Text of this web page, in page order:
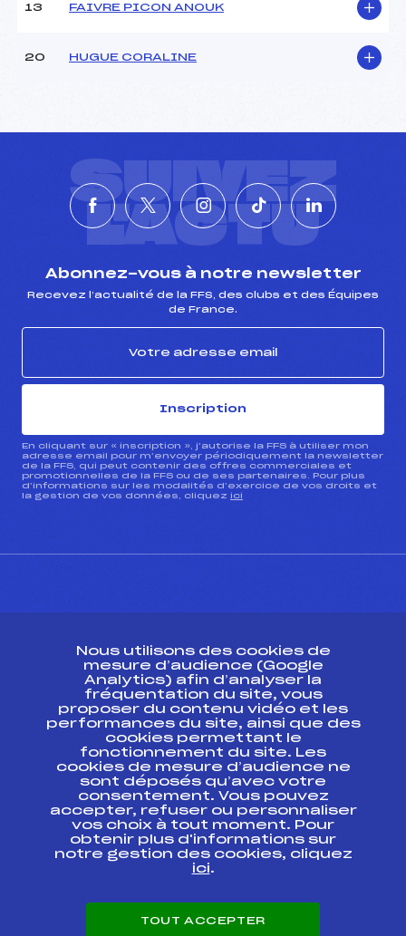
Style :
C
13 FAIVRE PICON ANOUK
20 HUGUE CORALINE
SUIVEZ
L'ACTU
Abonnez-vous à notre newsletter
Recevez l’actualité de la FFS, des clubs et des Équipes
de France.
Inscription
En cliquant sur « inscription », j’autorise la FFS à utiliser mon
adresse email pour m’envoyer périodiquement la newsletter
de la FFS, qui peut contenir des offres commerciales et
promotionnelles de la FFS ou de ses partenaires. Pour plus
d’informations sur les modalités d’exercice de vos droits et
la gestion de vos données, cliquez ici
Ressources
Pass’Neige
Projet sportif fédéral
Projet de performance fédéral
Antidopage
Pôle Développement, Formation, Suivi
Scientifique
Listes ministérielles
Pôle vie de l’athlète
Enseignement professionnel
Nous utilisons des cookies de
mesure d’audience (Google
Analytics) afin d’analyser la
fréquentation du site, vous
proposer du contenu vidéo et les
performances du site, ainsi que des
cookies permettant le
fonctionnement du site. Les
cookies de mesure d’audience ne
sont déposés qu’avec votre
consentement. Vous pouvez
accepter, refuser ou personnaliser
vos choix à tout moment. Pour
obtenir plus d'informations sur
notre gestion des cookies, cliquez
ici.
TOUT ACCEPTER